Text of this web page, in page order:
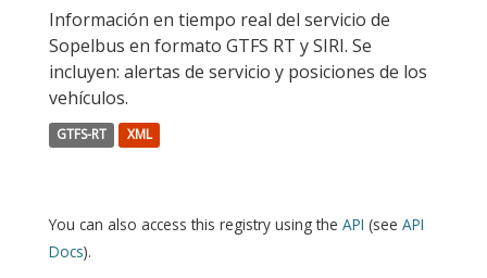
Información en tiempo real del servicio de
Sopelbus en formato GTFS RT y SIRI. Se
incluyen: alertas de servicio y posiciones de los
vehículos.
GTFS-RT XML
You can also access this registry using the API (see API
Docs).